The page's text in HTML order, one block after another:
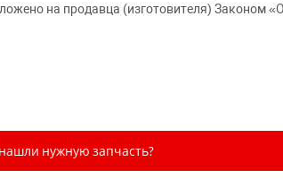
на продавца (изготовителя) Законом
нужную запчасть?